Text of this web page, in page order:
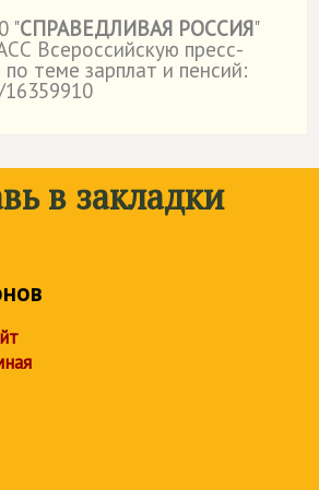
"СПРАВЕДЛИВАЯ РОССИЯ"
Всероссийскую пресс-
теме зарплат и пенсий:
в закладки